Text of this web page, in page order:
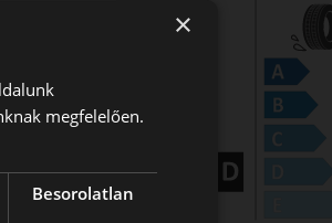
×
megfelelően.
Besorolatlan